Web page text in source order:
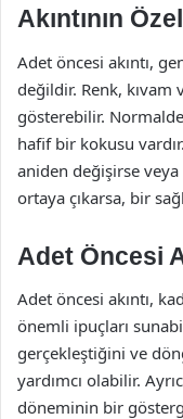
Akıntının
Adet öncesi akıntı,
değildir. Renk, kıvam
gösterebilir.
hafif bir kokusu
aniden değişirse veya
ortaya çıkarsa, bir
Adet Öncesi
Adet öncesi akıntı,
önemli ipuçları
gerçekleştiğini ve
yardımcı olabilir.
döneminin bir